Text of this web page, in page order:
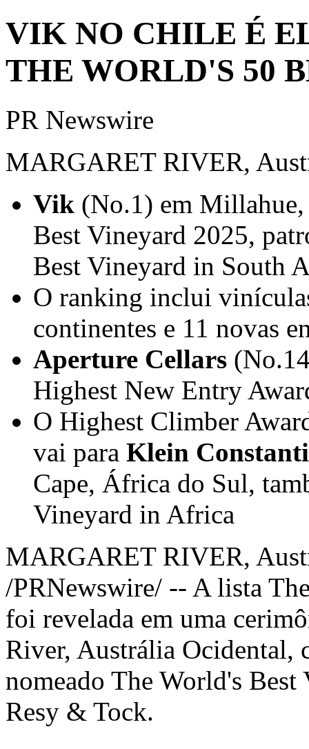
VIK NO CHILE É
THE WORLD'S 50
PR Newswire
MARGARET RIVER,
Vik (No.1) em
Best Vineyard 2025,
Best Vineyard in South
O ranking inclui
continentes e 11 novas
Aperture Cellars
Highest New Entry
O Highest Climber
vai para Klein
Cape, África do Sul,
Vineyard in Africa
MARGARET RIVER,
/PRNewswire/ -- A lista
foi revelada em uma
River, Austrália
nomeado The World's
Resy & Tock.